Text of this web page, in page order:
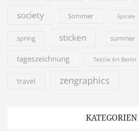
society Sommer Spirale
spring sticken summer
tageszeichnung Textile Art Berlin
travel zengraphics
KATEGORIEN